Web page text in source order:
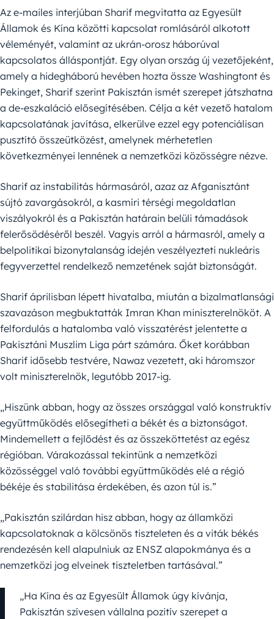
Az e-mailes interjúban Sharif megvitatta az Egyesült
Államok és Kína közötti kapcsolat romlásáról alkotott
véleményét, valamint az ukrán-orosz háborúval
kapcsolatos álláspontját. Egy olyan ország új vezetőjeként,
amely a hidegháború hevében hozta össze Washingtont és
Pekinget, Sharif szerint Pakisztán ismét szerepet játszhatna
a de-eszkaláció elősegítésében. Célja a két vezető hatalom
kapcsolatának javítása, elkerülve ezzel egy potenciálisan
pusztító összeütközést, amelynek mérhetetlen
következményei lennének a nemzetközi közösségre nézve.
Sharif az instabilitás hármasáról, azaz az Afganisztánt
sújtó zavargásokról, a kasmíri térségi megoldatlan
viszályokról és a Pakisztán határain belüli támadások
felerősödéséről beszél. Vagyis arról a hármasról, amely a
belpolitikai bizonytalanság idején veszélyezteti nukleáris
fegyverzettel rendelkező nemzetének saját biztonságát.
Sharif áprilisban lépett hivatalba, miután a bizalmatlansági
szavazáson megbuktatták Imran Khan miniszterelnököt. A
felfordulás a hatalomba való visszatérést jelentette a
Pakisztáni Muszlim Liga párt számára. Őket korábban
Sharif idősebb testvére, Nawaz vezetett, aki háromszor
volt miniszterelnök, legutóbb 2017-ig.
„Hiszünk abban, hogy az összes országgal való konstruktív
együttműködés elősegítheti a békét és a biztonságot.
Mindemellett a fejlődést és az összeköttetést az egész
régióban. Várakozással tekintünk a nemzetközi
közösséggel való további együttműködés elé a régió
békéje és stabilitása érdekében, és azon túl is.”
„Pakisztán szilárdan hisz abban, hogy az államközi
kapcsolatoknak a kölcsönös tiszteleten és a viták békés
rendezésén kell alapulniuk az ENSZ alapokmánya és a
nemzetközi jog elveinek tiszteletben tartásával.”
„Ha Kína és az Egyesült Államok úgy kívánja,
Pakisztán szívesen vállalna pozitív szerepet a